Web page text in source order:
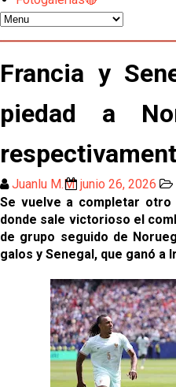
Atlético y Getafe agitan el
Luis García Plaza: No
El Sevilla FC plantea
más antes del cierre
Djibril Sow pone rumbo a
contrato con el Genoa
Kochorashvili, seria
del campo sevillista
Sow muy cerca de cerrar
Oso es el siguiente en
Banquillos confirmados:
Sevilla Femenino para la
Francia y
piedad a
Juanlu M.M junio 26, 2026
Se vuelve a completar otro
donde sale victorioso el
de grupo seguido de
galos y Senegal, que ganó a